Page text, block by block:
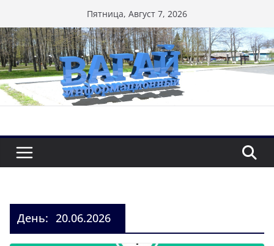
к
содержимому
Пятница, Август 7, 2026
День: 20.06.2026